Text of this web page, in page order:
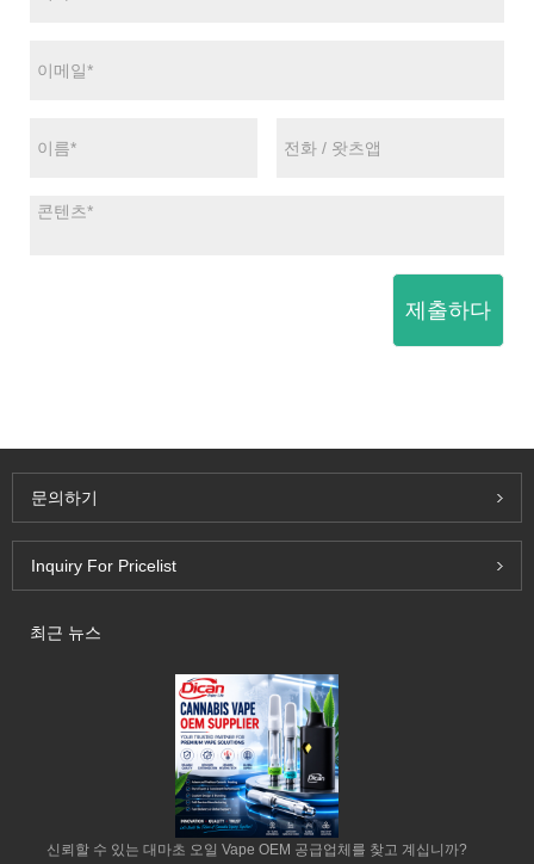
제출하다
문의하기
Inquiry For Pricelist
최근 뉴스
신뢰할 수 있는 대마초 오일 Vape OEM 공급업체를 찾고 계십니까?